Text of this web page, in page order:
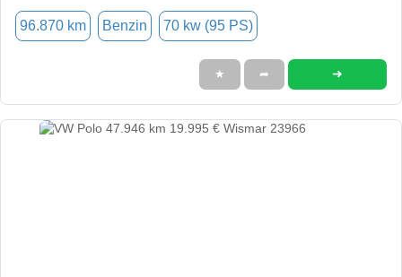
96.870 km Benzin 70 kw (95 PS)
★ ➦ ➜